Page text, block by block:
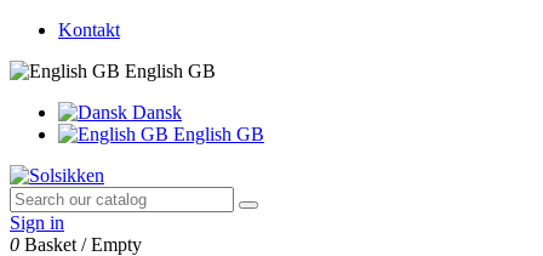
Kontakt
English GB
Dansk
English GB
Sign in
0 Basket /Empty